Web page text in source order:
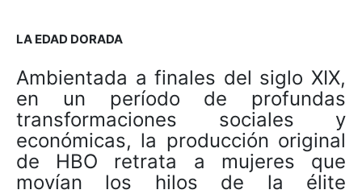
LA EDAD DORADA
Ambientada a finales del siglo XIX,
en un período de profundas
transformaciones sociales y
económicas, la producción original
de HBO retrata a mujeres que
movían los hilos de la élite